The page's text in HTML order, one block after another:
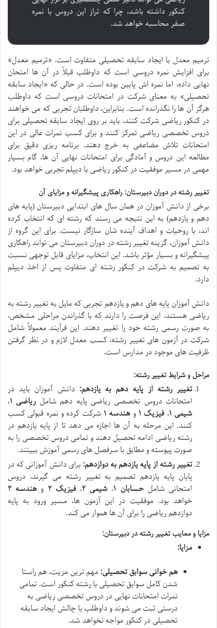
کنکور داشته باشد، چرا که تراز این دروس با نمره
صفر محاسبه خواهد شد.
ترمیم معدل با ایجاد سابقه تحصیلی متفاوت است. «ترمیم معدل»
برای افزایش نمره دروسی است که داوطلب قبلاً در آن ها امتحان
نهایی داده، اما نمره اش پایین بوده است. در حالی که «ایجاد سابقه
تحصیلی» به معنای شرکت در امتحانات دروسی است که داوطلب
هرگز آن ها را نگذرانده است. بنابراین، داوطلبان تجربی که می خواهند
در کنکور ریاضی شرکت کنند، باید بر روی ایجاد سابقه تحصیلی برای
دروس تخصصی ریاضی تمرکز کنند و برای کسب نمرات عالی در این
امتحانات تلاش مضاعفی به خرج دهند. برنامه ریزی دقیق برای
مطالعه این دروس و آمادگی برای امتحانات نهایی آن ها، گام بسیار
مهمی در مسیر موفقیت در کنکور ریاضی با دیپلم تجربی خواهد بود.
تغییر رشته در دوران دبیرستان: راهکاری پیشگیرانه و مزایای آن
برخی از دانش آموزان در همان سال های ابتدایی دبیرستان (پایه های
دهم و یازدهم) به این نتیجه می رسند که رشته ای که انتخاب کرده
اند، با روحیات و اهداف آینده شان سازگار نیست. برای این گروه از
دانش آموزان، گزینه تغییر رشته در دوران دبیرستان می تواند راهکاری
پیشگیرانه و بسیار مؤثر باشد. این انتخاب، مزایای قابل توجهی نسبت
به تصمیم به شرکت در کنکور رشته ای متفاوت پس از اخذ دیپلم
دارد.
دانش آموزان پایه های دهم و یازدهم تجربی که مایل به تغییر رشته به
ریاضی هستند، این فرصت را دارند که با گذراندن مراحلی مشخص،
به صورت رسمی رشته خود را تغییر دهند. این فرآیند معمولاً شامل
شرکت در آزمون های تغییر رشته، کسب معدل لازم و در نظر گرفتن
ظرفیت های موجود در مدارس است.
مراحل و شرایط تغییر رشته:
تغییر رشته از پایه دهم به یازدهم: دانش آموزان باید در
امتحانات دروس تخصصی ریاضی پایه دهم شامل ریاضی ۱ ،
شیمی ۱ ، فیزیک ۱ و هندسه ۱
شرکت کرده و نمره قبولی کسب
کنند. این مرحله به آن ها اجازه می دهد تا از پایه یازدهم در
رشته ریاضی ادامه تحصیل دهند و تمامی دروس تخصصی را به
صورت پیوسته و مطابق با سرفصل های رسمی آموزش ببینند.
تغییر رشته از پایه یازدهم به دوازدهم: برای دانش آموزانی که در
پایان پایه یازدهم تصمیم به تغییر رشته می گیرند، دروس
امتحانی شاملحسابان ۱ ، شیمی ۲ ،فیزیک ۲ و هندسه ۲
خواهد بود. موفقیت در این آزمون ها، مسیر ورود به پایه
دوازدهم ریاضی را برای آن ها هموار می کند.
مزایا و معایب تغییر رشته در دبیرستان:
مزایا:
هم خوانی سوابق تحصیلی: مهم ترین مزیت، هم راستا
شدن کامل سوابق تحصیلی با رشته کنکور است. تمامی
نمرات امتحانات نهایی در دروس تخصصی ریاضی به
درستی ثبت می شوند و داوطلب با چالش ایجاد سابقه
تحصیلی در کنکور مواجه نخواهد شد.